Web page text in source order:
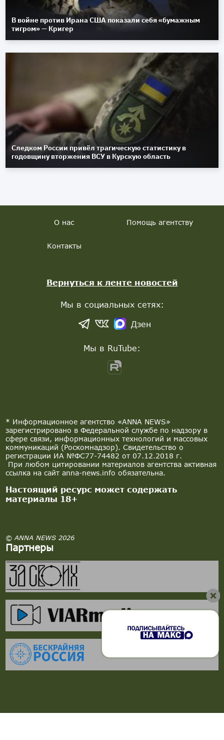
В войне против Ирана США показали себя «бумажным
тигром» — Кригер
Следком России привёл трагическую статистику в
годовщину вторжения ВСУ в Курскую область
* Информационное агентство «ANNA NEWS»
зарегистрировано в Федеральной службе по надзору в
сфере связи, информационных технологий и массовых
коммуникаций (Роскомнадзор). Свидетельство о
регистрации ИА №ФС77-74482 от 07.12.2018 г.
При любом цитировании материалов агентства активная
ссылка на сайт anna-news.info обязательна.
Настоящий ресурс может содержать
материалы 18+
© ANNA NEWS 2026
Партнеры
О нас Помощь агентству
Контакты
Вернуться к ленте новостей
Мы в социальных сетях:
Дзен
Мы в RuTube: